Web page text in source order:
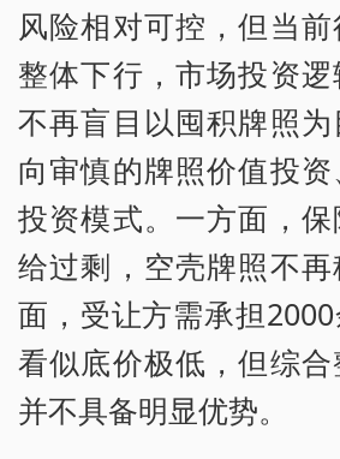
风险相对可控，但当
整体下行，市场投资逻
不再盲目以囤积牌照
向审慎的牌照价值投
投资模式。一方面，
给过剩，空壳牌照不
面，受让方需承担2000
看似底价极低，但综
并不具备明显优势。